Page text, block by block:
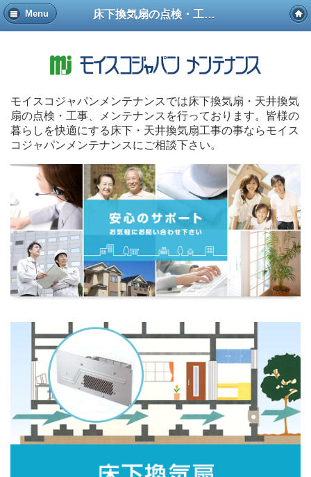
Menu 床下換気扇の点検・工事はモイスコジャパンメンテナンス
モイスコジャパンメンテナンスでは床下換気扇・天井換気
扇の点検・工事、メンテナンスを行っております。皆様の
暮らしを快適にする床下・天井換気扇工事の事ならモイス
コジャパンメンテナンスにご相談下さい。